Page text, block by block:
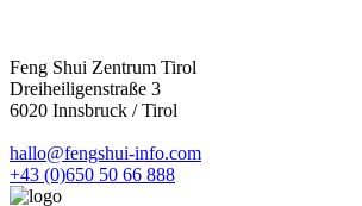
Feng Shui Zentrum Tirol
Dreiheiligenstraße 3
6020 Innsbruck / Tirol
hallo@fengshui-info.com
+43 (0)650 50 66 888